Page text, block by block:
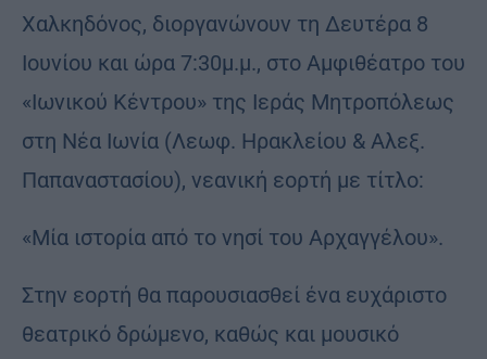
Χαλκηδόνος, διοργανώνουν τη Δευτέρα 8
Ιουνίου και ώρα 7:30μ.μ., στο Αμφιθέατρο του
«Ιωνικού Κέντρου» της Ιεράς Μητροπόλεως
στη Νέα Ιωνία (Λεωφ. Ηρακλείου & Αλεξ.
Παπαναστασίου), νεανική εορτή με τίτλο:
«Μία ιστορία από το νησί του Αρχαγγέλου».
Στην εορτή θα παρουσιασθεί ένα ευχάριστο
θεατρικό δρώμενο, καθώς και μουσικό